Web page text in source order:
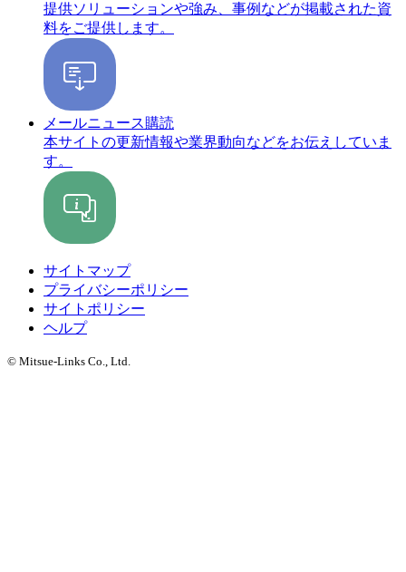
提供ソリューションや強み、事例などが掲載された資
料をご提供します。
メールニュース購読
本サイトの更新情報や業界動向などをお伝えしていま
す。
サイトマップ
プライバシーポリシー
サイトポリシー
ヘルプ
© Mitsue-Links Co., Ltd.